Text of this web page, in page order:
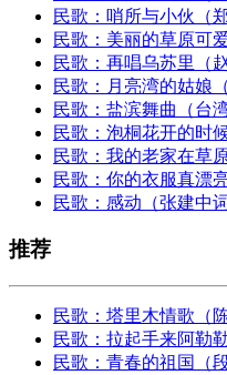
民歌：哨所与小伙（
民歌：美丽的草原可
民歌：再唱乌苏里（
民歌：月亮湾的姑娘
民歌：盐滨舞曲（台
民歌：泡桐花开的时
民歌：我的老家在草
民歌：你的衣服真漂
民歌：感动（张建中
推荐
民歌：塔里木情歌（
民歌：拉起手来阿勒
民歌：青春的祖国（